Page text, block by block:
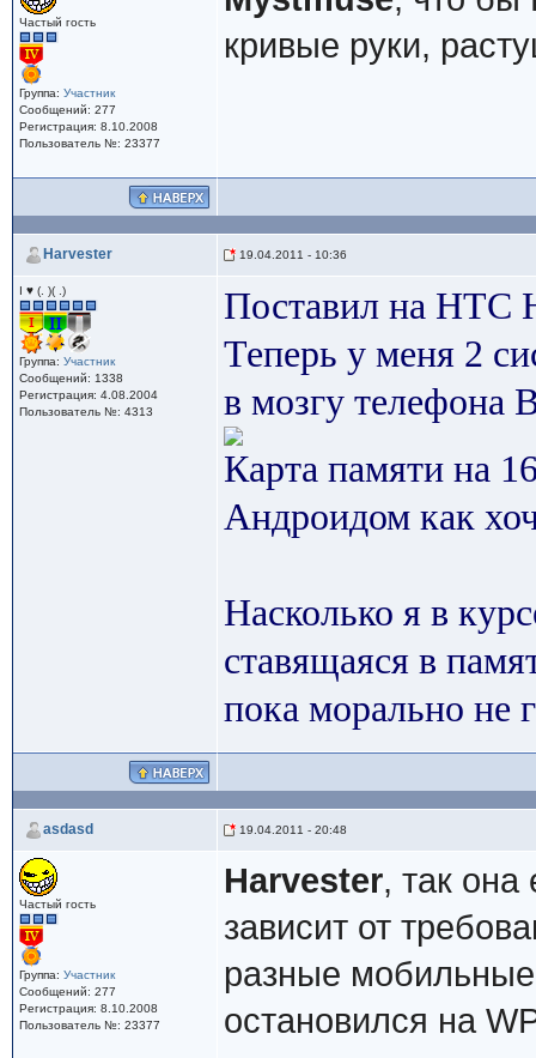
Частый гость
Группа: Участник
Сообщений: 277
Регистрация: 8.10.2008
Пользователь №: 23377
кривые руки,
Harvester 19.04.2011 - 10:36
I ♥ (. )( .)
Группа: Участник
Сообщений: 1338
Регистрация: 4.08.2004
Пользователь №: 4313
Поставил на HTC
Теперь у меня 2
в мозгу телефона
Карта памяти на
Андроидом как
Насколько я в
ставящаяся в
пока морально не
asdasd 19.04.2011 - 20:48
Частый гость
Группа: Участник
Сообщений: 277
Регистрация: 8.10.2008
Пользователь №: 23377
Harvester, так
зависит от
разные
остановился на